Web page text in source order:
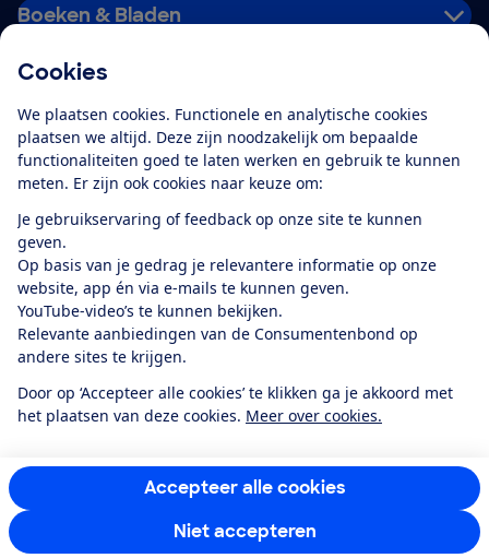
Cookies
We plaatsen cookies. Functionele en analytische cookies
plaatsen we altijd. Deze zijn noodzakelijk om bepaalde
functionaliteiten goed te laten werken en gebruik te kunnen
meten. Er zijn ook cookies naar keuze om:
Je gebruikservaring of feedback op onze site te kunnen
geven.
Op basis van je gedrag je relevantere informatie op onze
website, app én via e-mails te kunnen geven.
YouTube-video’s te kunnen bekijken.
Relevante aanbiedingen van de Consumentenbond op
andere sites te krijgen.
Door op ‘Accepteer alle cookies’ te klikken ga je akkoord met
het plaatsen van deze cookies. Meer over cookies.
Accepteer alle cookies
Niet accepteren
Boeken & Bladen
Alles over de
app
Algemene Voorwaarden
Privacyverklaring
Cookiebeleid
Privacyvoorkeuren
Toegankelijkheid
RSS-feed nieuws
Facebook
TwitterInstagram
YoutubeLinkedIn
12.901consumentenbeoordelen de Consumentenbondmet gemiddeld